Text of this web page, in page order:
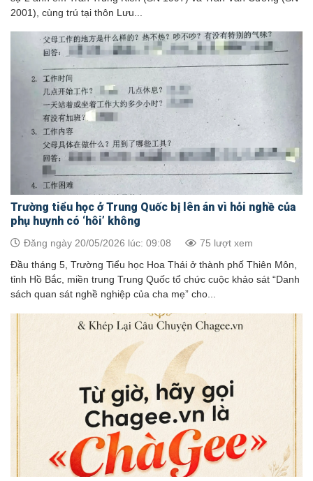
2001), cùng trú tại thôn Lưu...
Trường tiểu học ở Trung Quốc bị lên án vì hỏi nghề của
phụ huynh có ‘hôi’ không
Đăng ngày 20/05/2026 lúc: 09:08 75 lượt xem
Đầu tháng 5, Trường Tiểu học Hoa Thái ở thành phố Thiên Môn,
tỉnh Hồ Bắc, miền trung Trung Quốc tổ chức cuộc khảo sát “Danh
sách quan sát nghề nghiệp của cha mẹ” cho...